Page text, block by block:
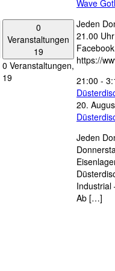
0
Veranstaltungen
19
0 Veranstaltungen,
19
Wave
Jeden
21.00
https://
21:00 -
20.
Jeden
Industrial
Ab […]